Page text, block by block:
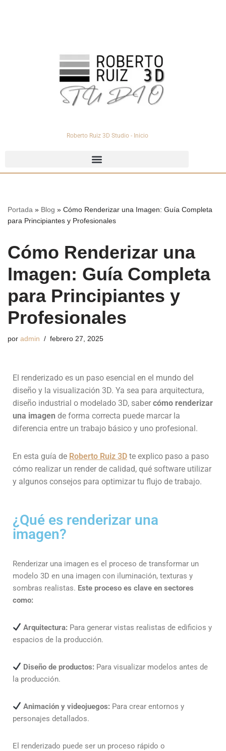
Roberto Ruiz 3D Studio - Inicio
Portada » Blog » Cómo Renderizar una Imagen: Guía Completa
para Principiantes y Profesionales
Cómo Renderizar una
Imagen: Guía Completa
para Principiantes y
Profesionales
por admin febrero 27, 2025
El renderizado es un paso esencial en el mundo del
diseño y la visualización 3D. Ya sea para arquitectura,
diseño industrial o modelado 3D, saber cómo renderizar
una imagen de forma correcta puede marcar la
diferencia entre un trabajo básico y uno profesional.
En esta guía de Roberto Ruiz 3D te explico paso a paso
cómo realizar un render de calidad, qué software utilizar
y algunos consejos para optimizar tu flujo de trabajo.
¿Qué es renderizar una
imagen?
Renderizar una imagen es el proceso de transformar un
modelo 3D en una imagen con iluminación, texturas y
sombras realistas. Este proceso es clave en sectores
como:
Arquitectura: Para generar vistas realistas de edificios y
espacios de la producción.
Diseño de productos: Para visualizar modelos antes de
la producción.
Animación y videojuegos: Para crear entornos y
personajes detallados.
El renderizado puede ser un proceso rápido o